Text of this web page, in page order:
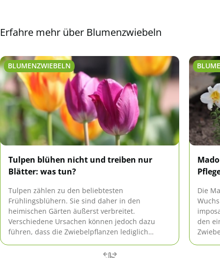
Erfahre mehr über Blumenzwiebeln
BLUMENZWIEBELN
Tulpen blühen nicht und treiben nur
Blätter: was tun?
Tulpen zählen zu den beliebtesten
Frühlingsblühern. Sie sind daher in den
heimischen Gärten äußerst verbreitet.
Verschiedene Ursachen können jedoch dazu
führen, dass die Zwiebelpflanzen lediglich
diesem Fall zu tun ist, erfahren Sie hier.
Die
den